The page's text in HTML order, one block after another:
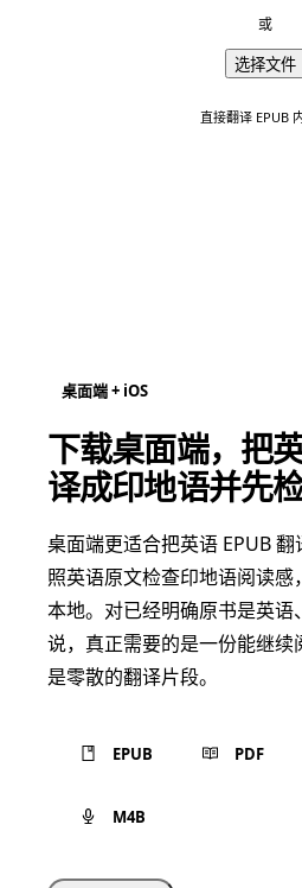
或
选择文件
直接翻译 EPUB
桌面端 + iOS
下载桌面端，把
译成印地语并先
桌面端更适合把英语 EPUB
照英语原文检查印地语阅读
本地。对已经明确原书是英
说，真正需要的是一份能继
是零散的翻译片段。
EPUB PDF
M4B